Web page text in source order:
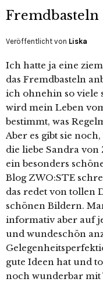
Veröffentlicht von Liska
Ich hatte ja eine
das Fremdbasteln
ich ohnehin so viele
wird mein Leben
bestimmt, was
Aber es gibt sie
die liebe Sandra von
ein besonders
Blog ZWO:STE
das redet von tollen
schönen Bildern.
informativ aber auf
und wundeschön
gute Ideen hat und
noch wunderbar